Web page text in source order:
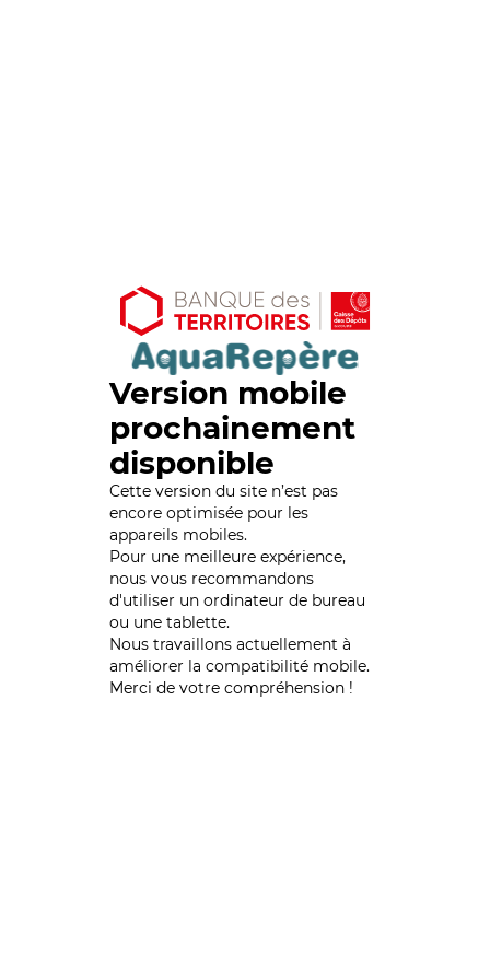
Version mobile
prochainement
disponible
Cette version du site n’est pas
encore optimisée pour les
appareils mobiles.
Pour une meilleure expérience,
nous vous recommandons
d'utiliser un ordinateur de bureau
ou une tablette.
Nous travaillons actuellement à
améliorer la compatibilité mobile.
Merci de votre compréhension !